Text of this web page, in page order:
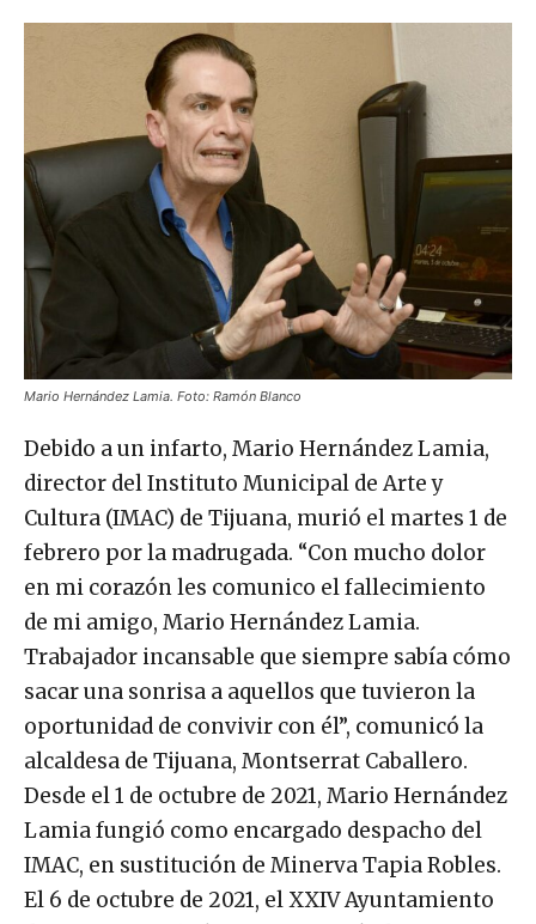
Debido a un infarto, Mario Hernández Lamia,
director del Instituto Municipal de Arte y
Cultura (IMAC) de Tijuana, murió el martes 1 de
febrero por la madrugada. “Con mucho dolor
en mi corazón les comunico el fallecimiento
de mi amigo, Mario Hernández Lamia.
Trabajador incansable que siempre sabía cómo
sacar una sonrisa a aquellos que tuvieron la
oportunidad de convivir con él”, comunicó la
alcaldesa de Tijuana, Montserrat Caballero.
Desde el 1 de octubre de 2021, Mario Hernández
Lamia fungió como encargado despacho del
IMAC, en sustitución de Minerva Tapia Robles.
El 6 de octubre de 2021, el XXIV Ayuntamiento